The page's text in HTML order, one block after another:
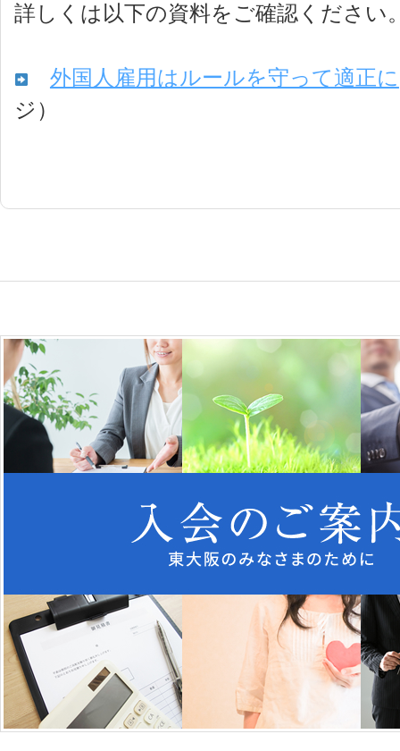
詳しくは以下の資料をご確認ください
外国人雇用はルールを守って適正に
ジ）